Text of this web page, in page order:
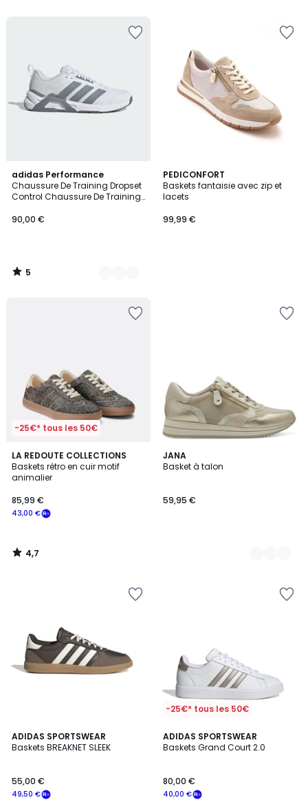
adidas Performance
Chaussure De Training Dropset
Control Chaussure De Training
90,00 €
5
/
5
5
Couleurs
5
/
PEDICONFORT
Baskets fantaisie avec zip et
lacets
99,99 €
-25€* tous les 50€
LA REDOUTE COLLECTIONS
Baskets rétro en cuir motif
animalier
43,00 €
85,99 €
4,7
/ 5
4,7
/
JANA
Basket à talon
59,95 €
5
Couleurs
ADIDAS SPORTSWEAR
Baskets BREAKNET SLEEK
49,50 €
55,00 €
-25€* tous les 50€
ADIDAS SPORTSWEAR
Baskets Grand Court 2.0
40,00 €
80,00 €
4,8
/ 5